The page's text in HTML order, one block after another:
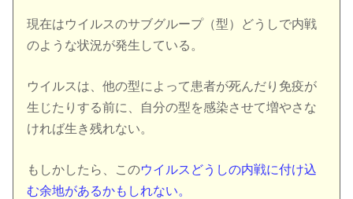
現在はウイルスのサブグループ（型）どうしで内戦
のような状況が発生している。
ウイルスは、他の型によって患者が死んだり免疫が
生じたりする前に、自分の型を感染させて増やさな
ければ生き残れない。
もしかしたら、このウイルスどうしの内戦に付け込
む余地があるかもしれない。